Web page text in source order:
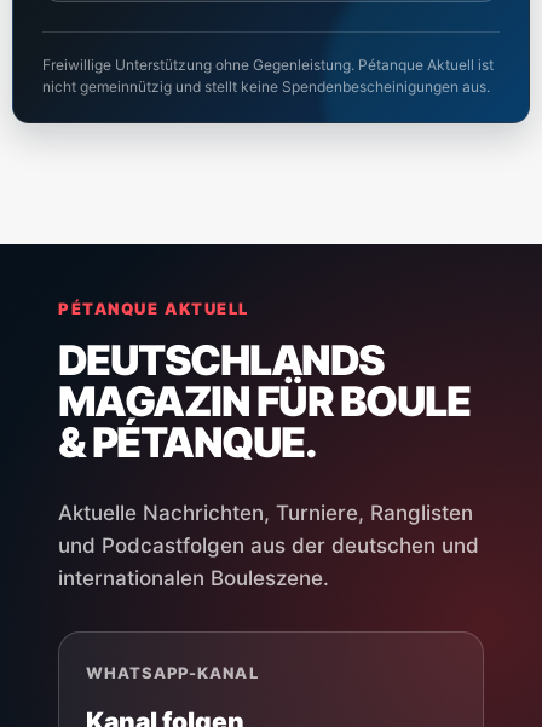
Freiwillige Unterstützung ohne Gegenleistung. Pétanque Aktuell ist
nicht gemeinnützig und stellt keine Spendenbescheinigungen aus.
PÉTANQUE AKTUELL
DEUTSCHLANDS
MAGAZIN FÜR BOULE
& PÉTANQUE.
Aktuelle Nachrichten, Turniere, Ranglisten
und Podcastfolgen aus der deutschen und
internationalen Bouleszene.
WHATSAPP-KANAL